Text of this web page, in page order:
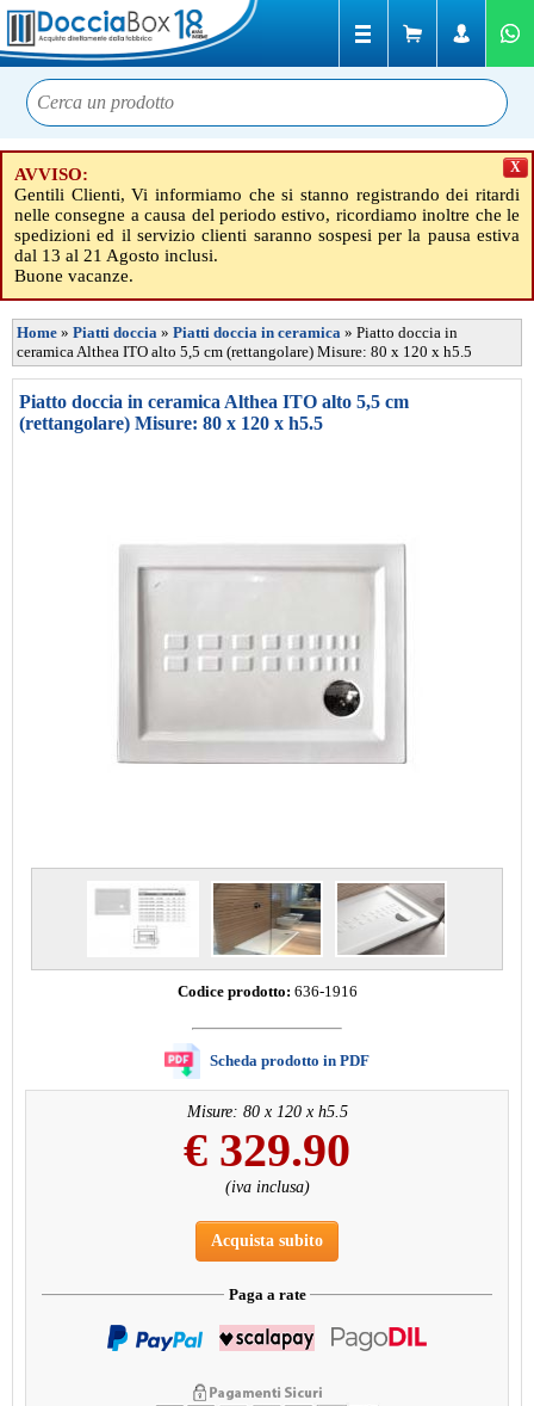
AVVISO:
Gentili Clienti, Vi informiamo che si stanno registrando dei ritardi
nelle consegne a causa del periodo estivo, ricordiamo inoltre che le
spedizioni ed il servizio clienti saranno sospesi per la pausa estiva
dal 13 al 21 Agosto inclusi.
Buone vacanze.
X
Home » Piatti doccia » Piatti doccia in ceramica » Piatto doccia in
ceramica Althea ITO alto 5,5 cm (rettangolare) Misure: 80 x 120 x h5.5
Piatto doccia in ceramica Althea ITO alto 5,5 cm
(rettangolare) Misure: 80 x 120 x h5.5
Codice prodotto: 636-1916
Scheda prodotto in PDF
Misure: 80 x 120 x h5.5
€ 329.90
(iva inclusa)
Acquista subito
Paga a rate